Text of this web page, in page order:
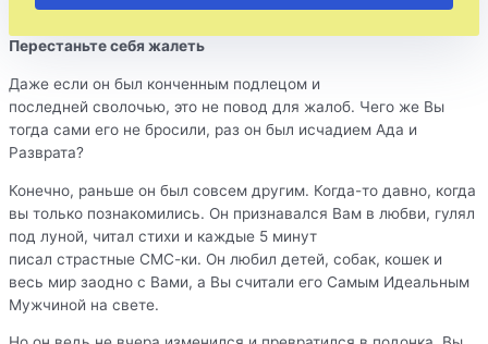
Перестаньте себя жалеть
Даже если он был конченным подлецом и
последней сволочью, это не повод для жалоб. Чего же Вы
тогда сами его не бросили, раз он был исчадием Ада и
Разврата?
Конечно, раньше он был совсем другим. Когда-то давно, когда
вы только познакомились. Он признавался Вам в любви, гулял
под луной, читал стихи и каждые 5 минут
писал страстные СМС-ки. Он любил детей, собак, кошек и
весь мир заодно с Вами, а Вы считали его Самым Идеальным
Мужчиной на свете.